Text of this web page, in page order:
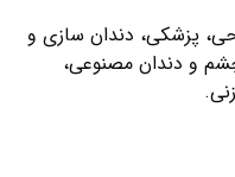
پزشکی، دندان سازی و
و دندان مصنوعی،